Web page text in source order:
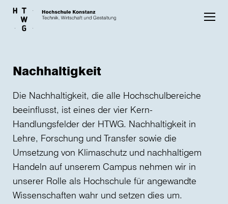
Skip to main content
Nachhaltigkeit
Die Nachhaltigkeit, die alle Hochschulbereiche
beeinflusst, ist eines der vier Kern-
Handlungsfelder der HTWG. Nachhaltigkeit in
Lehre, Forschung und Transfer sowie die
Umsetzung von Klimaschutz und nachhaltigem
Handeln auf unserem Campus nehmen wir in
unserer Rolle als Hochschule für angewandte
Wissenschaften wahr und setzen dies um.